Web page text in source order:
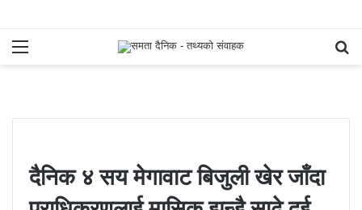
दैनिक ४ सय मेगावाट बिजुली खेर जाँदा